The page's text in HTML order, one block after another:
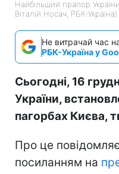
Найбільший прапор
Віталій Носач, РБК-Україна)
Не витрачай час
РБК-Україна у
Сьогодні, 16
України,
пагорбах Києва,
Про це повідомляє
посиланням на